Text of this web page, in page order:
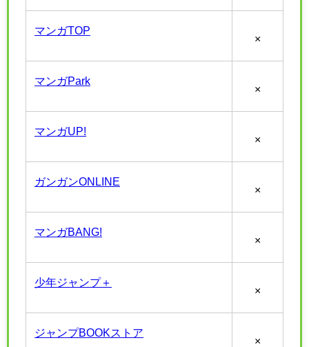
マンガTOP
×
マンガPark
×
マンガUP!
×
ガンガンONLINE
×
マンガBANG!
×
少年ジャンプ＋
×
ジャンプBOOKストア
×